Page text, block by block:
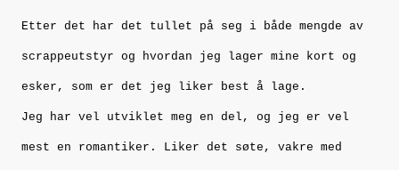
Etter det har det tullet på seg i både mengde av
scrappeutstyr og hvordan jeg lager mine kort og
esker, som er det jeg liker best å lage.
Jeg har vel utviklet meg en del, og jeg er vel
mest en romantiker. Liker det søte, vakre med